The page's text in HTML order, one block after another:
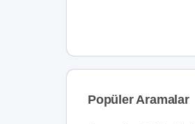
Popüler Aramalar